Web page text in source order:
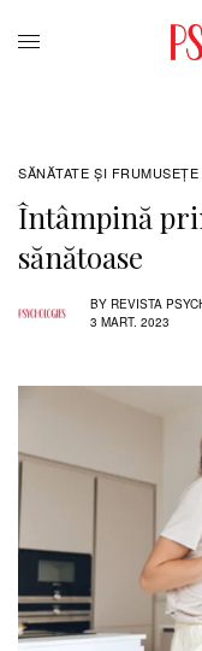
SĂNĂTATE ŞI FRUMUSEȚE
Întâmpină
sănătoase
BY REVISTA
3 MART. 2023